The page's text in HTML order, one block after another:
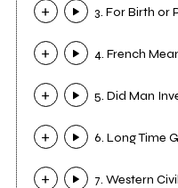
3. For Birth or
4. French
5. Did Man
6. Long Time
7. Western